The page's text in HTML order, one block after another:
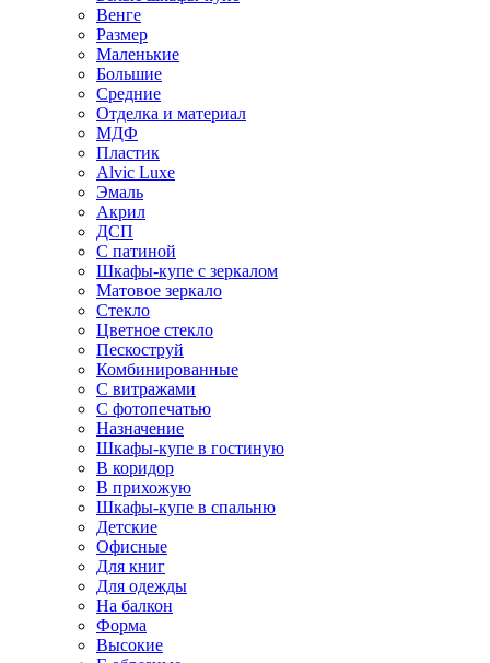
Венге
Размер
Маленькие
Большие
Средние
Отделка и материал
МДФ
Пластик
Alvic Luxe
Эмаль
Акрил
ДСП
С патиной
Шкафы-купе с зеркалом
Матовое зеркало
Стекло
Цветное стекло
Пескоструй
Комбинированные
С витражами
С фотопечатью
Назначение
Шкафы-купе в гостиную
В коридор
В прихожую
Шкафы-купе в спальню
Детские
Офисные
Для книг
Для одежды
На балкон
Форма
Высокие